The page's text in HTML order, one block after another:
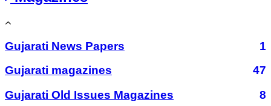
Gujarati News Papers
1
Gujarati magazines
47
Gujarati Old Issues Magazines
8